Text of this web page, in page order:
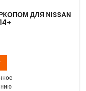
ДЛЯ NISSAN